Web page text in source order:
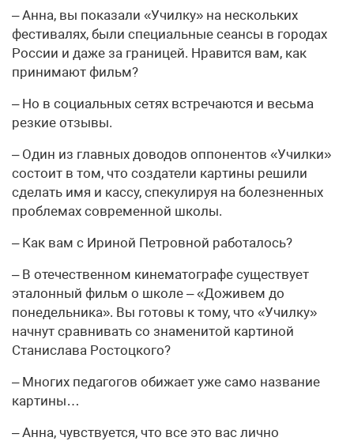
– Анна, вы показали «Училку» на нескольких
фестивалях, были специальные сеансы в городах
России и даже за границей. Нравится вам, как
принимают фильм?
– Но в социальных сетях встречаются и весьма
резкие отзывы.
– Один из главных доводов оппонентов «Училки»
состоит в том, что создатели картины решили
сделать имя и кассу, спекулируя на болезненных
проблемах современной школы.
– Как вам с Ириной Петровной работалось?
– В отечественном кинематографе существует
эталонный фильм о школе – «Доживем до
понедельника». Вы готовы к тому, что «Училку»
начнут сравнивать со знаменитой картиной
Станислава Ростоцкого?
– Многих педагогов обижает уже само название
картины…
– Анна, чувствуется, что все это вас лично